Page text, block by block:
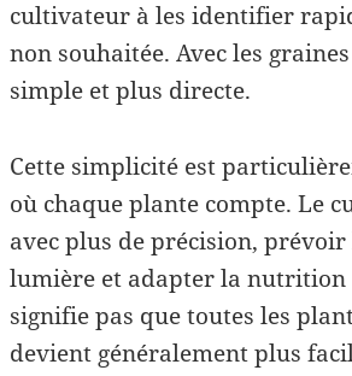
cultivateur à les identifier
non souhaitée. Avec les
simple et plus directe.
Cette simplicité est
où chaque plante compte. Le
avec plus de précision,
lumière et adapter la nutrition
signifie pas que toutes les
devient généralement plus